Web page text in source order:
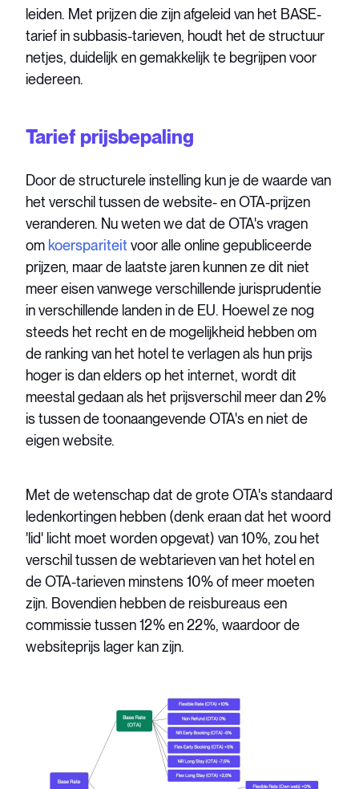
leiden. Met prijzen die zijn afgeleid van het BASE-
tarief in subbasis-tarieven, houdt het de structuur
netjes, duidelijk en gemakkelijk te begrijpen voor
iedereen.
Tarief prijsbepaling
Door de structurele instelling kun je de waarde van
het verschil tussen de website- en OTA-prijzen
veranderen. Nu weten we dat de OTA's vragen
om koerspariteitvoor alle online gepubliceerde
prijzen, maar de laatste jaren kunnen ze dit niet
meer eisen vanwege verschillende jurisprudentie
in verschillende landen in de EU. Hoewel ze nog
steeds het recht en de mogelijkheid hebben om
de ranking van het hotel te verlagen als hun prijs
hoger is dan elders op het internet, wordt dit
meestal gedaan als het prijsverschil meer dan 2%
is tussen de toonaangevende OTA's en niet de
eigen website.
Met de wetenschap dat de grote OTA's standaard
ledenkortingen hebben (denk eraan dat het woord
'lid' licht moet worden opgevat) van 10%, zou het
verschil tussen de webtarieven van het hotel en
de OTA-tarieven minstens 10% of meer moeten
zijn. Bovendien hebben de reisbureaus een
commissie tussen 12% en 22%, waardoor de
websiteprijs lager kan zijn.